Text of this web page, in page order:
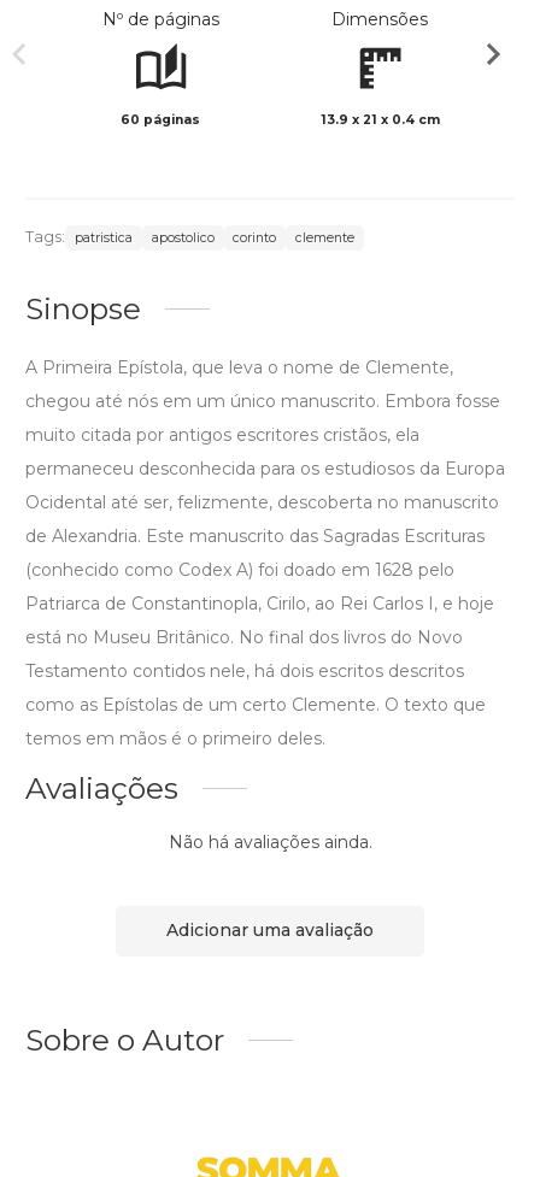
Nº de páginas
60 páginas
Dimensões
13.9 x 21 x 0.4 cm
Tags: patristica apostolico corinto clemente
Sinopse
A Primeira Epístola, que leva o nome de Clemente,
chegou até nós em um único manuscrito. Embora fosse
muito citada por antigos escritores cristãos, ela
permaneceu desconhecida para os estudiosos da Europa
Ocidental até ser, felizmente, descoberta no manuscrito
de Alexandria. Este manuscrito das Sagradas Escrituras
(conhecido como Codex A) foi doado em 1628 pelo
Patriarca de Constantinopla, Cirilo, ao Rei Carlos I, e hoje
está no Museu Britânico. No final dos livros do Novo
Testamento contidos nele, há dois escritos descritos
como as Epístolas de um certo Clemente. O texto que
temos em mãos é o primeiro deles.
Avaliações
Não há avaliações ainda.
Adicionar uma avaliação
Sobre o Autor